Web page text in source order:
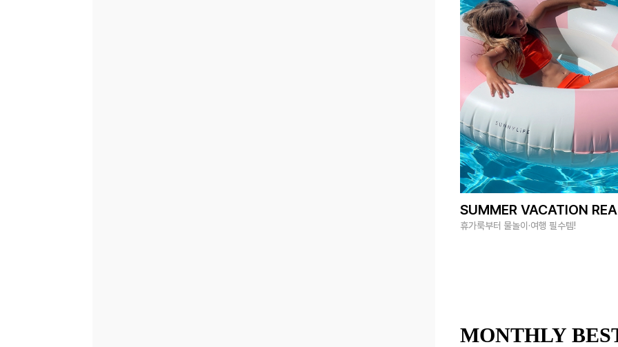
SUMMER VACATION
휴가룩부터 물놀이·여행 필수템!
MONTHLY